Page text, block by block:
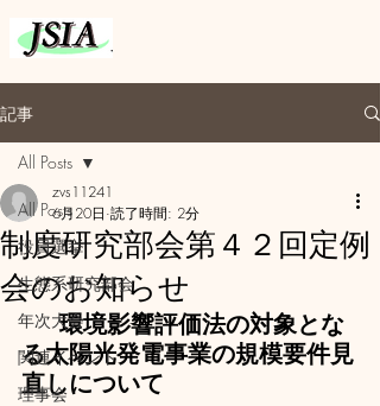
記事
All Posts
役員選挙
生態系研究部会
年次大会
関連イベント
理事会
All Posts
制度研究部会第４２回定例
会のお知らせ
zvs11241
6月20日 読了時間: 2分
環境影響評価法の対象とな
る太陽光発電事業の規模要件見
直しについて